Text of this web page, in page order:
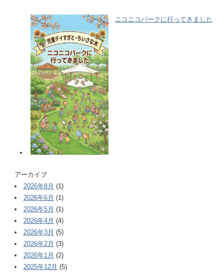
ニコニコパークに行ってきました
アーカイブ
2026年8月 (1)
2026年6月 (1)
2026年5月 (1)
2026年4月 (4)
2026年3月 (5)
2026年2月 (3)
2026年1月 (2)
2025年12月 (5)